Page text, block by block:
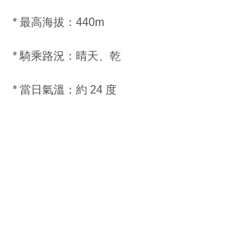
* 最高海拔：440m
* 騎乘路況：晴天、乾
* 當日氣溫：約 24 度